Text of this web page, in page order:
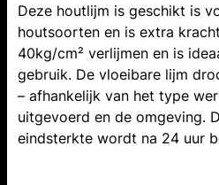
Deze houtlijm is geschikt is
houtsoorten en is extra
40kg/cm² verlijmen en is
gebruik. De vloeibare lijm
– afhankelijk van het type
uitgevoerd en de omgeving.
eindsterkte wordt na 24 uur